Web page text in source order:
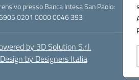
presso Banca Intesa San Paolo:
0201 0000 0046 393
by 3D Solution S.r.l.
by Designers Italia